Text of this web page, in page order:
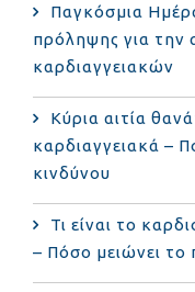
Παγκόσμια
πρόληψης για την
καρδιαγγειακών
Κύρια αιτία
καρδιαγγειακά –
κινδύνου
Τι είναι το
– Πόσο μειώνει